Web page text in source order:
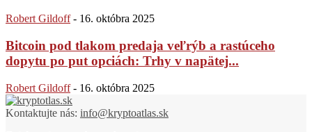
Robert Gildoff - 16. októbra 2025
Bitcoin pod tlakom predaja veľrýb a rastúceho
dopytu po put opciách: Trhy v napätej...
Robert Gildoff - 16. októbra 2025
Kontaktujte nás: info@kryptoatlas.sk